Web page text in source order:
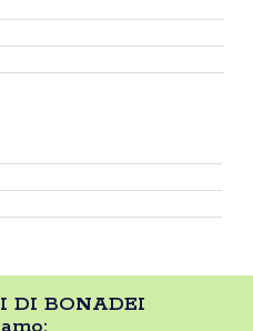
DI BONADEI